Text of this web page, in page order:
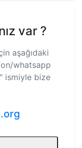
var ?
aşağıdaki
whatsapp
ismiyle bize